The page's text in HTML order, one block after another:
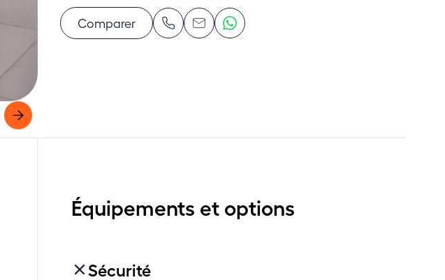
Comparer
Équipements et options
Sécurité